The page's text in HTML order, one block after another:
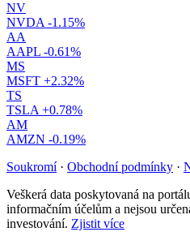
NV
NVDA -1.15%
AA
AAPL -0.61%
MS
MSFT +2.32%
TS
TSLA +0.78%
AM
AMZN -0.19%
Soukromí · Obchodní podmínky ·
Veškerá data poskytovaná na
informačním účelům a nejsou
investování. Zjistit více